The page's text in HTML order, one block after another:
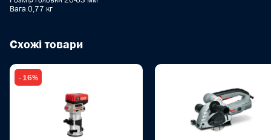
Вага 0,77 кг
Схожі товари
- 16%